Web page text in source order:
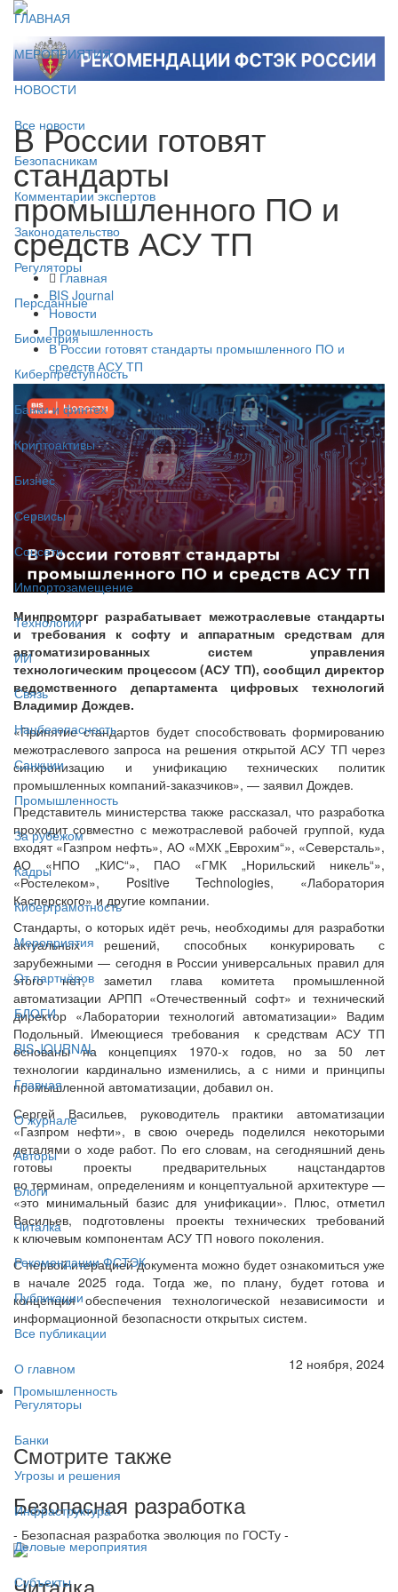
ГЛАВНАЯ
МЕРОПРИЯТИЯ
НОВОСТИ
Все новости
Безопасникам
Комментарии экспертов
Законодательство
Регуляторы
Персданные
Биометрия
Киберпреступность
Банки и финтех
Криптоактивы
Бизнес
Сервисы
Соцсети
Импортозамещение
Технологии
ИИ
Связь
Нацбезопасность
Санкции
Промышленность
За рубежом
Кадры
Киберграмотность
Мероприятия
От партнёров
БЛОГИ
BIS JOURNAL
Главная
О журнале
Авторы
Блоги
Читалка
Рекомендации ФСТЭК
Публикации
Все публикации
О главном
Регуляторы
Банки
Угрозы и решения
Инфраструктура
Деловые мероприятия
Субъекты
В России готовят
стандарты
промышленного ПО и
средств АСУ ТП
Главная
BIS Journal
Новости
Промышленность
В России готовят стандарты промышленного ПО и
средств АСУ ТП
Минпромторг разрабатывает межотраслевые стандарты
и требования к софту и аппаратным средствам для
автоматизированных систем управления
технологическим процессом (АСУ ТП), сообщил директор
ведомственного департамента цифровых технологий
Владимир Дождев.
«Принятие стандартов будет способствовать формированию
межотраслевого запроса на решения открытой АСУ ТП через
синхронизацию и унификацию технических политик
промышленных компаний‑заказчиков», — заявил Дождев.
Представитель министерства также рассказал, что разработка
проходит совместно с межотраслевой рабочей группой, куда
входят «Газпром нефть», АО «МХК „Еврохим“», «Северсталь»,
АО «НПО „КИС“», ПАО «ГМК „Норильский никель“»,
«Ростелеком», Positive Technologies, «Лаборатория
Касперского» и другие компании.
Стандарты, о которых идёт речь, необходимы для разработки
актуальных решений, способных конкурировать с
зарубежными — сегодня в России универсальных правил для
этого нет, заметил глава комитета промышленной
автоматизации АРПП «Отечественный софт» и технический
директор «Лаборатории технологий автоматизации» Вадим
Подольный. Имеющиеся требования к средствам АСУ ТП
основаны на концепциях 1970-х годов, но за 50 лет
технологии кардинально изменились, а с ними и принципы
промышленной автоматизации, добавил он.
Сергей Васильев, руководитель практики автоматизации
«Газпром нефти», в свою очередь поделился некоторыми
деталями о ходе работ. По его словам, на сегодняшний день
готовы проекты предварительных нацстандартов
по терминам, определениям и концептуальной архитектуре —
«это минимальный базис для унификации». Плюс, отметил
Васильев, подготовлены проекты технических требований
к ключевым компонентам АСУ ТП нового поколения.
С первой итерацией документа можно будет ознакомиться уже
в начале 2025 года. Тогда же, по плану, будет готова и
концепция обеспечения технологической независимости и
информационной безопасности открытых систем.
12 ноября, 2024
Промышленность
Смотрите также
Безопасная разработка
- Безопасная разработка эволюция по ГОСТу -